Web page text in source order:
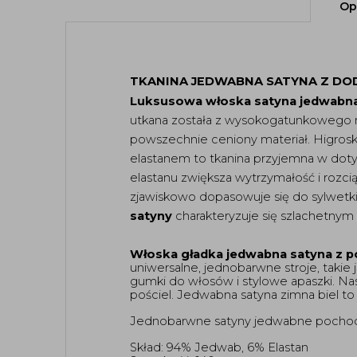
TKANINA JEDWABNA SATYNA Z
Luksusowa włoska satyna
utkana została z
powszechnie ceniony materiał.
elastanem to tkanina przyjemna w
elastanu zwiększa wytrzymałość i
zjawiskowo dopasowuje się do
satyny charakteryzuje się
Włoska gładka jedwabna satyna z
uniwersalne, jednobarwne stroje, takie
gumki do włosów i stylowe apaszki.
pościel. Jedwabna satyna zimna biel
Jednobarwne satyny jedwabne
Skład: 94% Jedwab, 6% Elastan